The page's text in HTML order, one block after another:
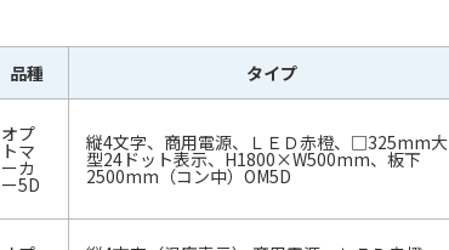
品種 タイプ
オプ
トマ
ーカ
ー5D
縦4文字、商用電源、ＬＥＤ赤橙、□325mm大
型24ドット表示、H1800×W500mm、板下
2500mm（コン中）OM5D